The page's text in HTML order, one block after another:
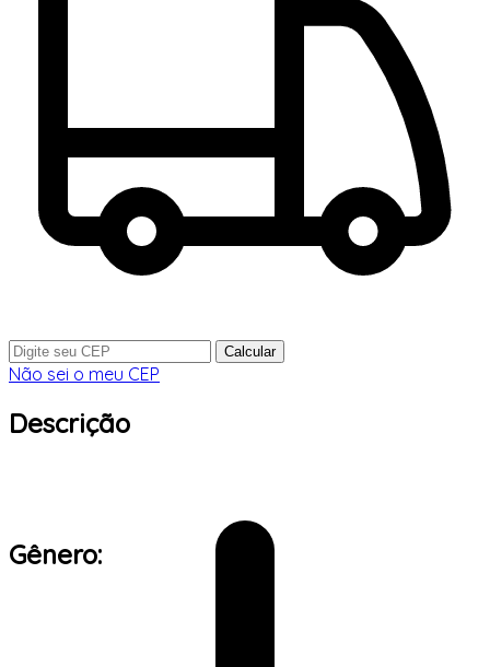
Calcular
Não sei o meu CEP
Descrição
Gênero: